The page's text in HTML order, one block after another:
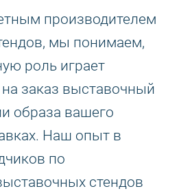
производителем
мы понимаем,
роль играет
заказ выставочный
образа вашего
Наш опыт в
по
стендов